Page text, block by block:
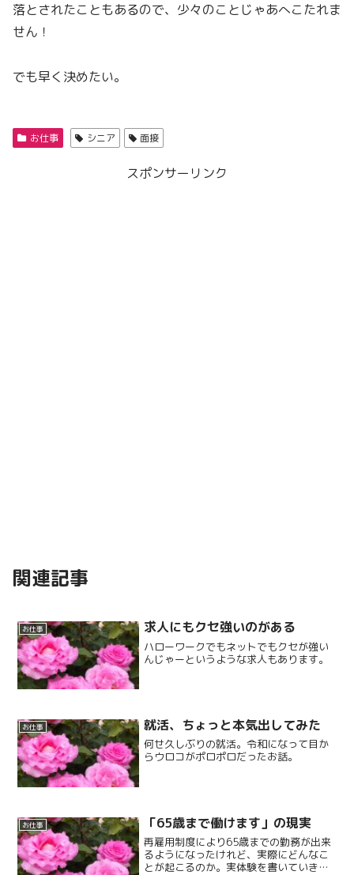
落とされたこともあるので、少々のことじゃあへこたれま
せん！
でも早く決めたい。
お仕事 シニア 面接
スポンサーリンク
関連記事
お仕事 求人にもクセ強いのがある
ハローワークでもネットでもクセが強い
んじゃーというような求人もあります。
お仕事 就活、ちょっと本気出してみた
何せ久しぶりの就活。令和になって目か
らウロコがポロポロだったお話。
お仕事 「65歳まで働けます」の現実
再雇用制度により65歳までの勤務が出来
るようになったけれど、実際にどんなこ
とが起こるのか。実体験を書いていきま